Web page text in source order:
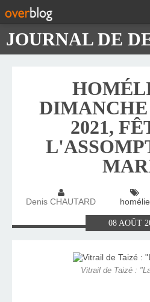
DIMANCHE
2021,
Denis CHAUTARD homélie
08 AOÛT
Vitrail de Taizé :